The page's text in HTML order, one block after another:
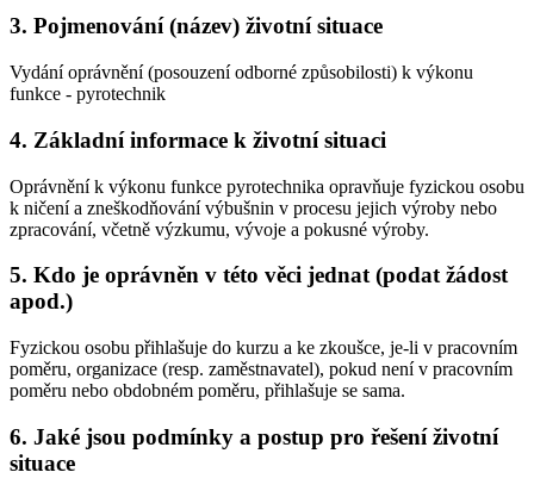
3. Pojmenování (název) životní situace
Vydání oprávnění (posouzení odborné způsobilosti) k výkonu
funkce - pyrotechnik
4. Základní informace k životní situaci
Oprávnění k výkonu funkce pyrotechnika opravňuje fyzickou osobu
k ničení a zneškodňování výbušnin v procesu jejich výroby nebo
zpracování, včetně výzkumu, vývoje a pokusné výroby.
5. Kdo je oprávněn v této věci jednat (podat žádost
apod.)
Fyzickou osobu přihlašuje do kurzu a ke zkoušce, je-li v pracovním
poměru, organizace (resp. zaměstnavatel), pokud není v pracovním
poměru nebo obdobném poměru, přihlašuje se sama.
6. Jaké jsou podmínky a postup pro řešení životní
situace